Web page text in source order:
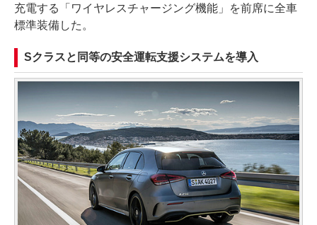
充電する「ワイヤレスチャージング機能」を前席に全車
標準装備した。
Sクラスと同等の安全運転支援システムを導入